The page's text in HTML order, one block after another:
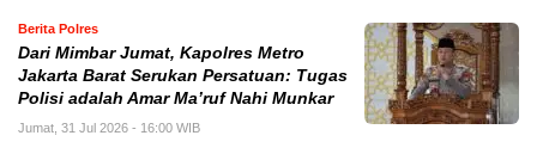
Berita Polres
Dari Mimbar Jumat, Kapolres Metro
Jakarta Barat Serukan Persatuan: Tugas
Polisi adalah Amar Ma’ruf Nahi Munkar
Jumat, 31 Jul 2026 - 16:00 WIB